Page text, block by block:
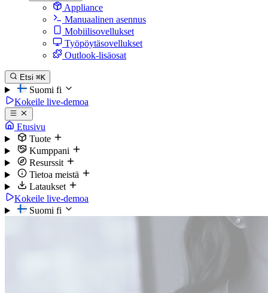
Appliance
Manuaalinen asennus
Mobiilisovellukset
Työpöytäsovellukset
Outlook-lisäosat
Etsi ⌘K
Suomi fi
Kokeile live-demoa
Etusivu
Tuote
Kumppani
Resurssit
Tietoa meistä
Lataukset
Kokeile live-demoa
Suomi fi